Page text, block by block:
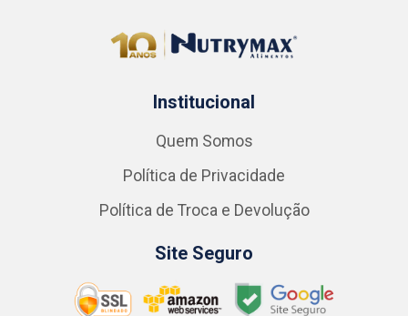
Institucional
Quem Somos
Política de Privacidade
Política de Troca e Devolução
Site Seguro